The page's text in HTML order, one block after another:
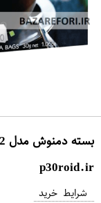
بسته دمنوش مدل 02 مجموعه 60 عددی دیلما
p30roid.ir
شرایط خرید